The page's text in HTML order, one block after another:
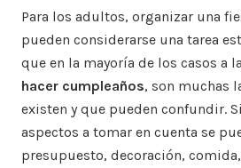
Para los adultos, organizar una
pueden considerarse una tarea
que en la mayoría de los casos a
hacer cumpleaños, son muchas
existen y que pueden confundir.
aspectos a tomar en cuenta se
presupuesto, decoración,